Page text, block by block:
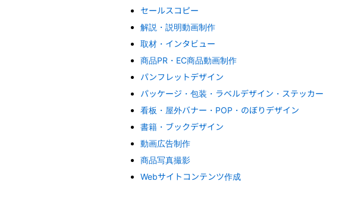
セールスコピー
解説・説明動画制作
取材・インタビュー
商品PR・EC商品動画制作
パンフレットデザイン
パッケージ・包装・ラベルデザイン・ステッカー
看板・屋外バナー・POP・のぼりデザイン
書籍・ブックデザイン
動画広告制作
商品写真撮影
Webサイトコンテンツ作成